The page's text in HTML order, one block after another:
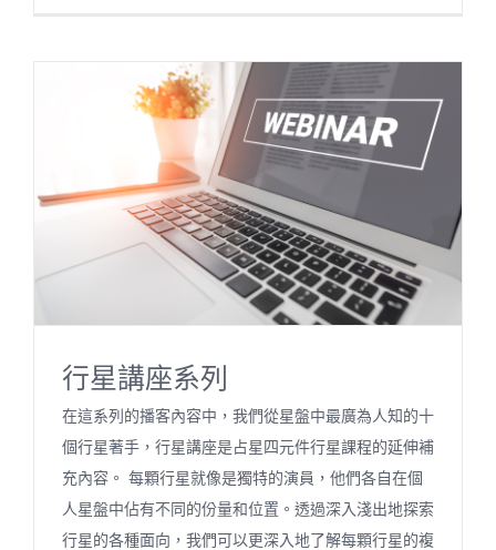
行星講座系列
在這系列的播客內容中，我們從星盤中最廣為人知的十
個行星著手，行星講座是占星四元件行星課程的延伸補
充內容。 每顆行星就像是獨特的演員，他們各自在個
人星盤中佔有不同的份量和位置。透過深入淺出地探索
行星的各種面向，我們可以更深入地了解每顆行星的複